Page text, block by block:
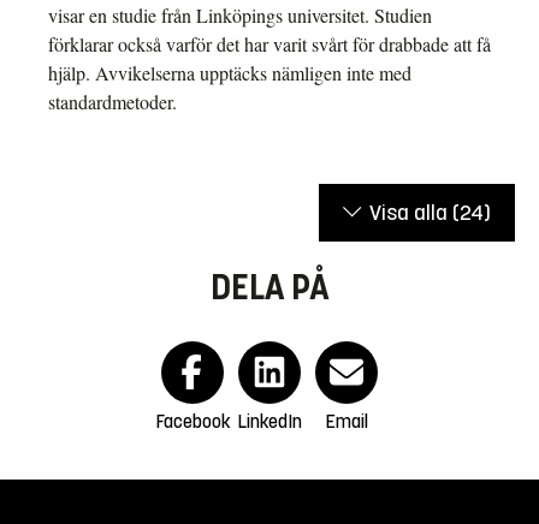
visar en studie från Linköpings universitet. Studien
förklarar också varför det har varit svårt för drabbade att få
hjälp. Avvikelserna upptäcks nämligen inte med
standardmetoder.
Visa alla (24)
DELA PÅ
Facebook LinkedIn Email